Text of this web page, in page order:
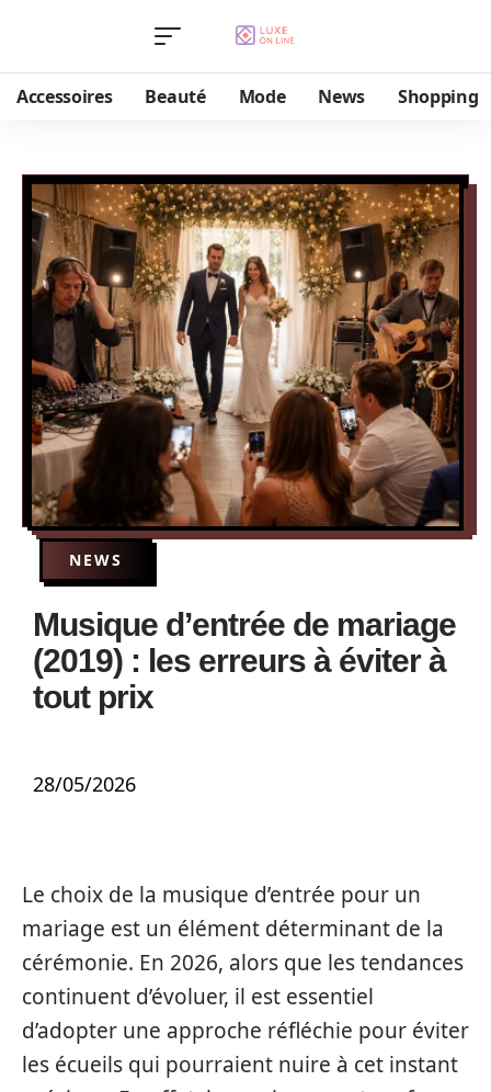
Accessoires Beauté Mode News Shopping
NEWS
Musique d’entrée de mariage
(2019) : les erreurs à éviter à
tout prix
28/05/2026
Le choix de la musique d’entrée pour un
mariage est un élément déterminant de la
cérémonie. En 2026, alors que les tendances
continuent d’évoluer, il est essentiel
d’adopter une approche réfléchie pour éviter
les écueils qui pourraient nuire à cet instant